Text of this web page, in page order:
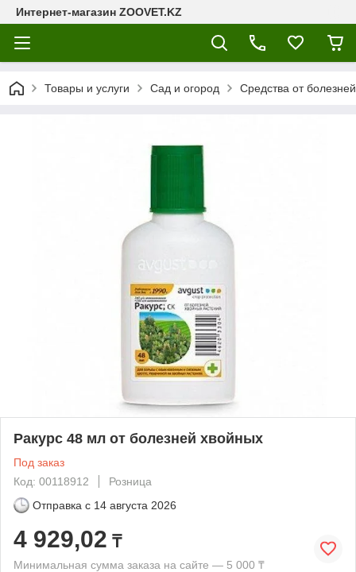
Интернет-магазин ZOOVET.KZ
Товары и услуги Сад и огород Средства от
Ракурс 48 мл от болезней хвойных
Под заказ
Код: 00118912
Розница
Отправка с 14 августа 2026
4 929,02 ₸
Минимальная сумма заказа на сайте — 5 000 ₸